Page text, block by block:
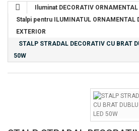
Iluminat DECORATIV
Stalpi pentru ILUMINATUL ORNAMENTAL
EXTERIOR
STALP STRADAL DECORATIV CU BRAT
50W